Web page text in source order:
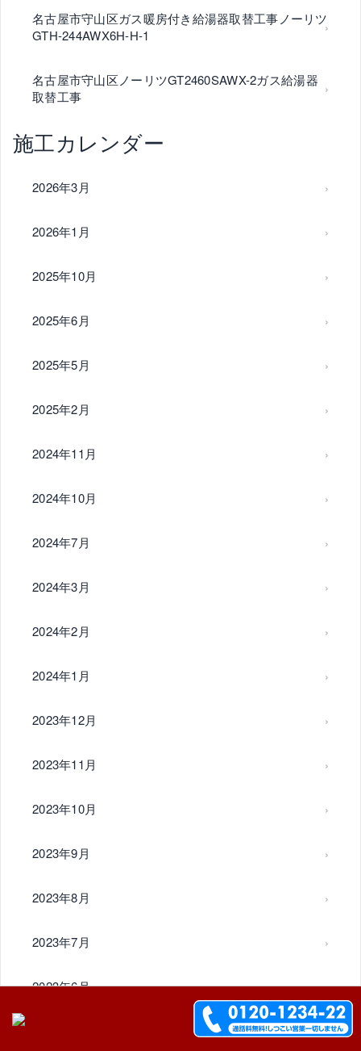
名古屋市守山区ガス暖房付き給湯器取替工事ノーリツ
GTH-244AWX6H-H-1
名古屋市守山区ノーリツGT2460SAWX-2ガス給湯器
取替工事
施工カレンダー
2026年3月
2026年1月
2025年10月
2025年6月
2025年5月
2025年2月
2024年11月
2024年10月
2024年7月
2024年3月
2024年2月
2024年1月
2023年12月
2023年11月
2023年10月
2023年9月
2023年8月
2023年7月
2023年6月